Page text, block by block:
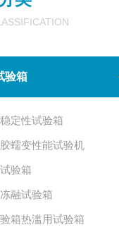
验箱
定性试验箱
蠕变性能试验机
验箱
融试验箱
箱热滥用试验箱